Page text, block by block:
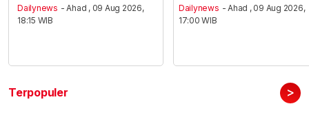
Dailynews - Ahad , 09 Aug 2026,
18:15 WIB
Dailynews - Ahad , 09 Aug 2026,
17:00 WIB
Terpopuler >